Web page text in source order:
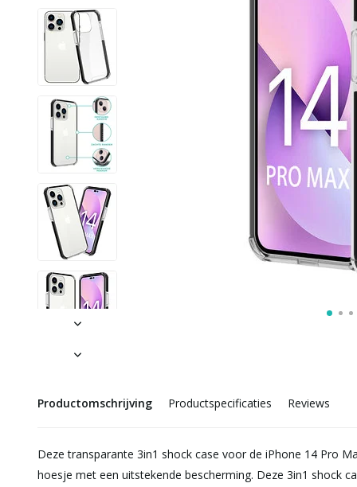
Productomschrijving Productspecificaties Reviews
Deze transparante 3in1 shock case voor de iPhone 14 Pro
hoesje met een uitstekende bescherming. Deze 3in1 shock